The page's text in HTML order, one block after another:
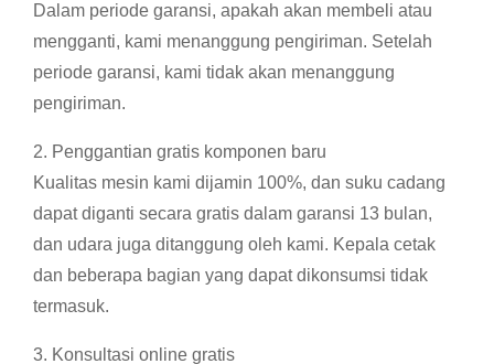
Dalam periode garansi, apakah akan membeli atau
mengganti, kami menanggung pengiriman. Setelah
periode garansi, kami tidak akan menanggung
pengiriman.
2. Penggantian gratis komponen baru
Kualitas mesin kami dijamin 100%, dan suku cadang
dapat diganti secara gratis dalam garansi 13 bulan,
dan udara juga ditanggung oleh kami. Kepala cetak
dan beberapa bagian yang dapat dikonsumsi tidak
termasuk.
3. Konsultasi online gratis